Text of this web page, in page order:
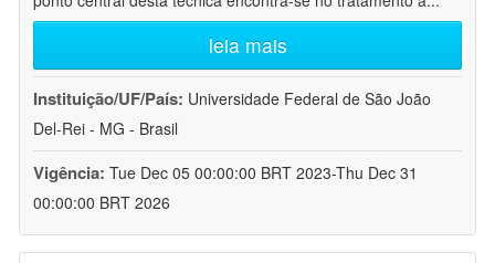
leia mais
Instituição/UF/País: Universidade Federal de São João
Del-Rei - MG - Brasil
Vigência: Tue Dec 05 00:00:00 BRT 2023-Thu Dec 31
00:00:00 BRT 2026